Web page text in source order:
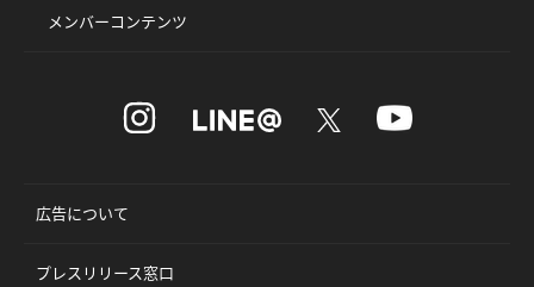
メンバーコンテンツ
広告について
プレスリリース窓口